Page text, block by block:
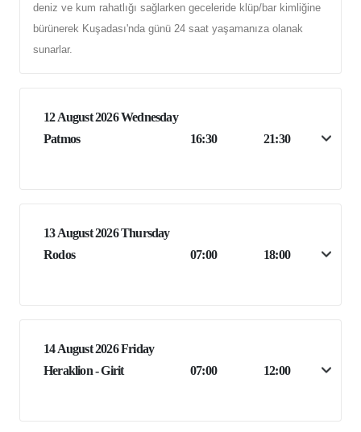
deniz ve kum rahatlığı sağlarken geceleride klüp/bar kimliğine
bürünerek Kuşadası'nda günü 24 saat yaşamanıza olanak
sunarlar.
12 August 2026 Wednesday
Patmos
16:30 21:30
13 August 2026 Thursday
Rodos
07:00 18:00
14 August 2026 Friday
Heraklion - Girit
07:00 12:00